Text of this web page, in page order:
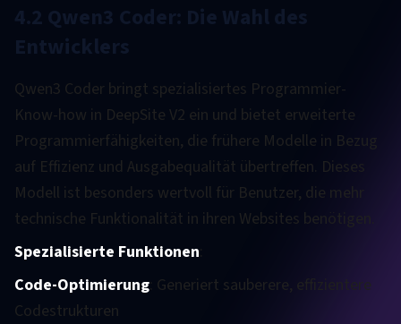
4.2 Qwen3 Coder: Die Wahl des
Entwicklers
Qwen3 Coder bringt spezialisiertes Programmier-
Know-how in DeepSite V2 ein und bietet erweiterte
Programmierfähigkeiten, die frühere Modelle in Bezug
auf Effizienz und Ausgabequalität übertreffen. Dieses
Modell ist besonders wertvoll für Benutzer, die mehr
technische Funktionalität in ihren Websites benötigen.
Spezialisierte Funktionen:
Code-Optimierung: Generiert sauberere, effizientere
Codestrukturen